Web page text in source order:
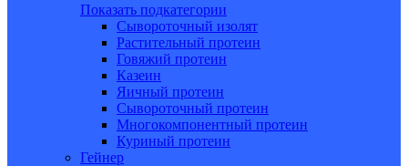
Показать подкатегории
Сывороточный изолят
Растительный протеин
Говяжий протеин
Казеин
Яичный протеин
Сывороточный протеин
Многокомпонентный протеин
Куриный протеин
Гейнер